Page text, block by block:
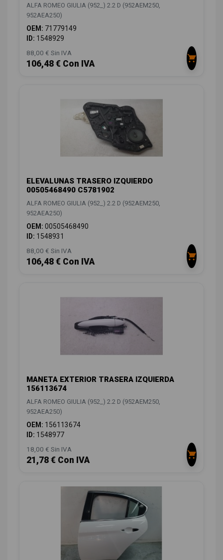
ALFA ROMEO GIULIA (952_) 2.2 D (952AEM250,
952AEA250)
OEM: 71779149
ID: 1548929
88,00 € Sin IVA
106,48 € Con IVA
ELEVALUNAS TRASERO IZQUIERDO
00505468490 C5781902
ALFA ROMEO GIULIA (952_) 2.2 D (952AEM250,
952AEA250)
OEM: 00505468490
ID: 1548931
88,00 € Sin IVA
106,48 € Con IVA
MANETA EXTERIOR TRASERA IZQUIERDA
156113674
ALFA ROMEO GIULIA (952_) 2.2 D (952AEM250,
952AEA250)
OEM: 156113674
ID: 1548977
18,00 € Sin IVA
21,78 € Con IVA